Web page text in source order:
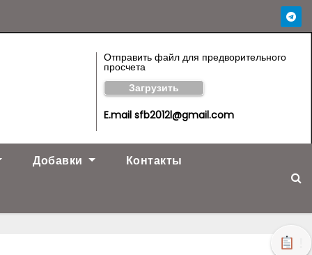
Отправить файл для предворительного
просчета
Загрузить
E.mail sfb2012l@gmail.com
Добавки Контакты